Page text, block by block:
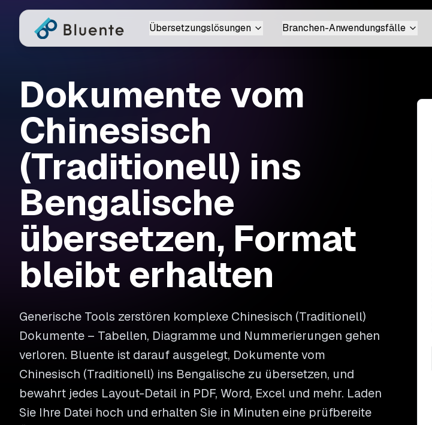
Übersetzungslösungen Branchen-Anwendungsfälle
Dokumente vom
Chinesisch
(Traditionell) ins
Bengalische
übersetzen, Format
bleibt erhalten
Generische Tools zerstören komplexe Chinesisch (Traditionell)
Dokumente – Tabellen, Diagramme und Nummerierungen gehen
verloren. Bluente ist darauf ausgelegt, Dokumente vom
Chinesisch (Traditionell) ins Bengalische zu übersetzen, und
bewahrt jedes Layout-Detail in PDF, Word, Excel und mehr. Laden
Sie Ihre Datei hoch und erhalten Sie in Minuten eine prüfbereite